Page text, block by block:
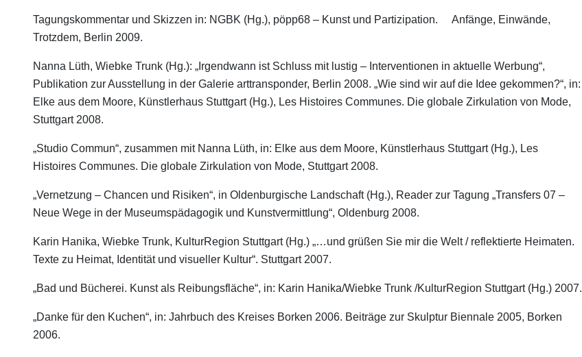
Tagungskommentar und Skizzen in: NGBK (Hg.), pöpp68 – Kunst und Partizipation. Anfänge, Einwände,
Trotzdem, Berlin 2009.
Nanna Lüth, Wiebke Trunk (Hg.): „Irgendwann ist Schluss mit lustig – Interventionen in aktuelle Werbung“,
Publikation zur Ausstellung in der Galerie arttransponder, Berlin 2008. „Wie sind wir auf die Idee gekommen?“, in:
Elke aus dem Moore, Künstlerhaus Stuttgart (Hg.), Les Histoires Communes. Die globale Zirkulation von Mode,
Stuttgart 2008.
„Studio Commun“, zusammen mit Nanna Lüth, in: Elke aus dem Moore, Künstlerhaus Stuttgart (Hg.), Les
Histoires Communes. Die globale Zirkulation von Mode, Stuttgart 2008.
„Vernetzung – Chancen und Risiken“, in Oldenburgische Landschaft (Hg.), Reader zur Tagung „Transfers 07 –
Neue Wege in der Museumspädagogik und Kunstvermittlung“, Oldenburg 2008.
Karin Hanika, Wiebke Trunk, KulturRegion Stuttgart (Hg.) „…und grüßen Sie mir die Welt / reflektierte Heimaten.
Texte zu Heimat, Identität und visueller Kultur“. Stuttgart 2007.
„Bad und Bücherei. Kunst als Reibungsfläche“, in: Karin Hanika/Wiebke Trunk /KulturRegion Stuttgart (Hg.) 2007.
„Danke für den Kuchen“, in: Jahrbuch des Kreises Borken 2006. Beiträge zur Skulptur Biennale 2005, Borken
2006.